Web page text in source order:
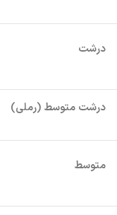
درشت
درشت متوسط (رملی)
متوسط